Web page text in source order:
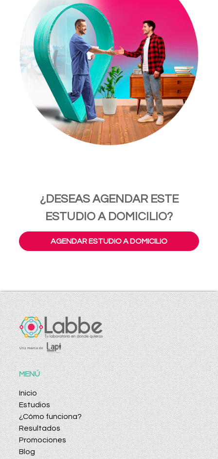
¿DESEAS AGENDAR ESTE
ESTUDIO A DOMICILIO?
AGENDAR ESTUDIO A DOMICILIO
MENÚ
Inicio
Estudios
¿Cómo funciona?
Resultados
Promociones
Blog